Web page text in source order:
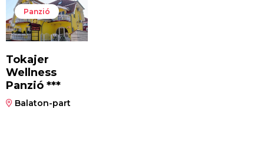
Panzió
Tokajer
Wellness
Panzió ***
Balaton-part